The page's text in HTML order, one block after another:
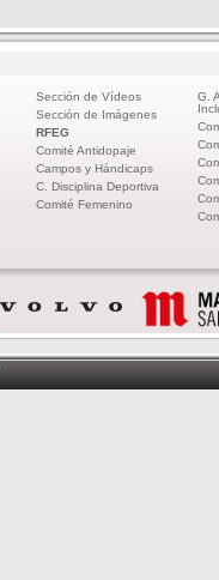
Sección de Vídeos
Sección de Imágenes
RFEG
Comité Antidopaje
Campos y Hándicaps
C. Disciplina Deportiva
Comité Femenino
G.